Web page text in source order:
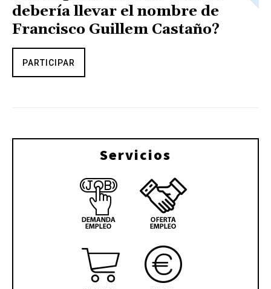
debería llevar el nombre de
Francisco Guillem Castaño?
PARTICIPAR
Servicios